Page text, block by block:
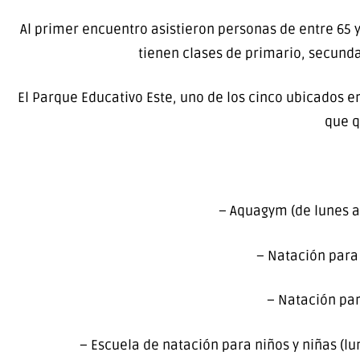
Al primer encuentro asistieron personas de entre
tienen clases de primario,
El Parque Educativo Este, uno de los cinco
que
– Aquagym (de lunes
– Natación
– Natación
– Escuela de natación para niños y niñas